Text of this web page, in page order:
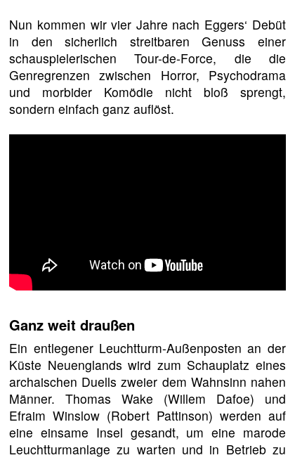
Nun kommen wir vier Jahre nach Eggers‘ Debüt
in den sicherlich streitbaren Genuss einer
schauspielerischen Tour-de-Force, die die
Genregrenzen zwischen Horror, Psychodrama
und morbider Komödie nicht bloß sprengt,
sondern einfach ganz auflöst.
Ganz weit draußen
Ein entlegener Leuchtturm-Außenposten an der
Küste Neuenglands wird zum Schauplatz eines
archaischen Duells zweier dem Wahnsinn nahen
Männer. Thomas Wake (Willem Dafoe) und
Efraim Winslow (Robert Pattinson) werden auf
eine einsame Insel gesandt, um eine marode
Leuchtturmanlage zu warten und in Betrieb zu